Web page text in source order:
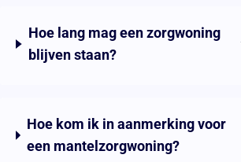
Hoe lang mag een zorgwoning
blijven staan?
Hoe kom ik in aanmerking voor
een mantelzorgwoning?